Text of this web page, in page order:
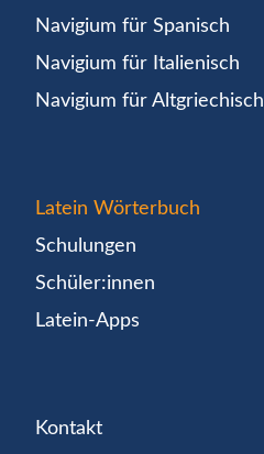
Navigium für Spanisch
Navigium für Italienisch
Navigium für Altgriechisch
Latein Wörterbuch
Schulungen
Schüler:innen
Latein-Apps
Kontakt